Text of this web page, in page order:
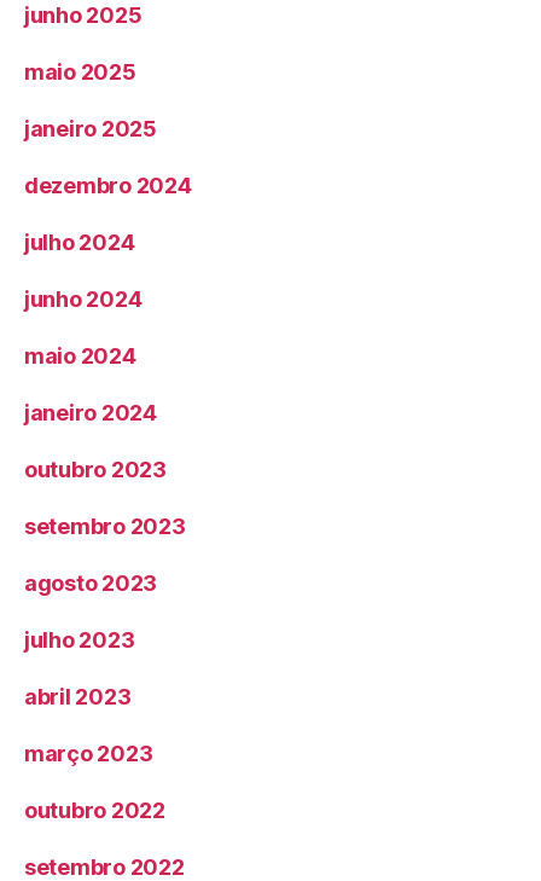
junho 2025
maio 2025
janeiro 2025
dezembro 2024
julho 2024
junho 2024
maio 2024
janeiro 2024
outubro 2023
setembro 2023
agosto 2023
julho 2023
abril 2023
março 2023
outubro 2022
setembro 2022